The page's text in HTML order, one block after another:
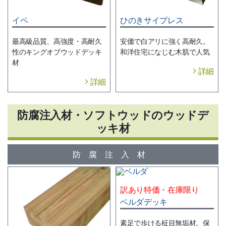
イペ
最高級品質、高強度・高耐久
性のキングオブウッドデッキ
材
詳細
ひのきサイプレス
安価で白アリに強く高耐久。
和洋住宅になじむ木肌で人気
詳細
防腐注入材・ソフトウッドのウッドデ
ッキ材
防腐注入材
訳あり特価・在庫限り
ベルダデッキ
素足で歩ける柾目無垢材。保